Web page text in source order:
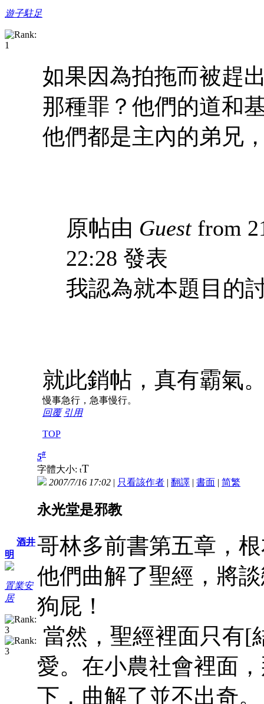
遊子駐足
如果因為拍拖而被趕
那種罪？他們的道和
他們都是主內的弟兄
原帖由 Guestfrom
22:28 發表
我認為就本題目的
就此銷帖，真有霸氣
慢事急行，急事慢行。
回覆 引用
TOP
酒井
明
置業安
居
5#
字體大小: tT
2007/7/16 17:02 | 只看該作者 | 翻譯 | 書面 | 简繁
永光堂是邪教
哥林多前書第五章，
他們曲解了聖經，將
狗屁！
當然，聖經裡面只有[
愛。在小農社會裡面
下，曲解了並不出奇。